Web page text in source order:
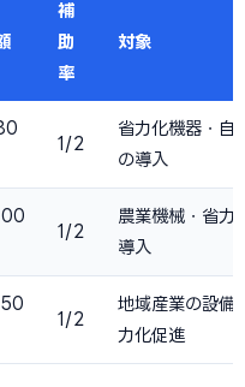
補
助
率
対象
1/2
省力化機器・自
の導入
1/2
農業機械・省力
導入
1/2
地域産業の設備
力化促進